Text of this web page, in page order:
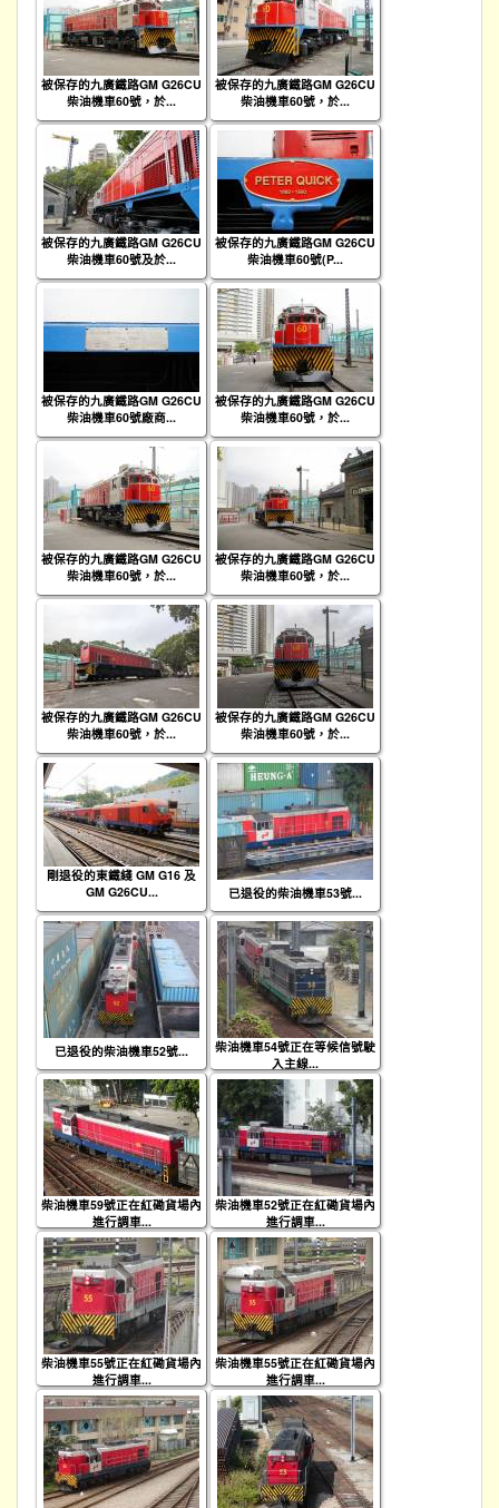
被保存的九廣鐵路GM G26CU
柴油機車60號，於...
被保存的九廣鐵路GM G26CU
柴油機車60號，於...
被保存的九廣鐵路GM G26CU
柴油機車60號及於...
被保存的九廣鐵路GM G26CU
柴油機車60號(P...
被保存的九廣鐵路GM G26CU
柴油機車60號廠商...
被保存的九廣鐵路GM G26CU
柴油機車60號，於...
被保存的九廣鐵路GM G26CU
柴油機車60號，於...
被保存的九廣鐵路GM G26CU
柴油機車60號，於...
被保存的九廣鐵路GM G26CU
柴油機車60號，於...
被保存的九廣鐵路GM G26CU
柴油機車60號，於...
剛退役的東鐵綫 GM G16 及
GM G26CU...
已退役的柴油機車53號...
已退役的柴油機車52號...
柴油機車54號正在等候信號駛
入主線...
柴油機車59號正在紅磡貨場內
進行調車...
柴油機車52號正在紅磡貨場內
進行調車...
柴油機車55號正在紅磡貨場內
進行調車...
柴油機車55號正在紅磡貨場內
進行調車...